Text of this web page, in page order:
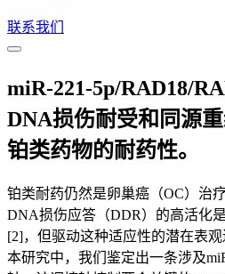
联系我们
miR-221-5p/RAD18/
DNA损伤耐受和同源
铂类药物的耐药性。
铂类耐药仍然是卵巢癌（OC）治
DNA损伤应答（DDR）的高活化
[2]，但驱动这种适应性的潜在表
本研究中，我们鉴定出一条涉及